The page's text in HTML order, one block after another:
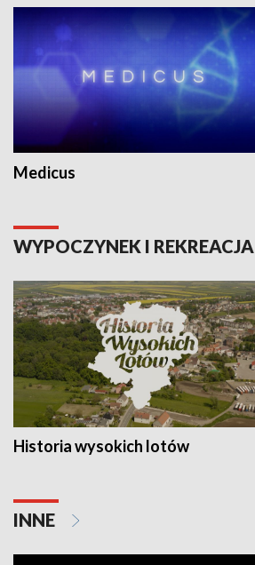
Medicus
WYPOCZYNEK I REKREACJA
Historia wysokich lotów
INNE